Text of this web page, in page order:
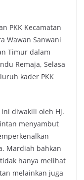
PKK Kecamatan
Wawan Sanwani
Timur dalam
Remaja, Selasa
kader PKK
ini diwakili oleh Hj.
menyambut
Mardiah bahkan
hanya melihat
melainkan juga